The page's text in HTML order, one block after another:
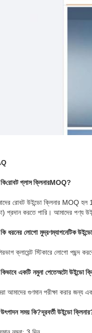
রোবট গ্লাস ক্লিনারMOQ?
রোবট উইন্ডো ক্লিনার MOQ হল
প্রদান করতে পারি। আমাদের পণ্য
ধরনের লোগো মুদ্রণম্যাগনেটিক
ক্লায়েন্ট স্টিকারে লোগো পছন্দ
একটি নমুনা পেতেঅটো উইন্ডো
আমাদের গুণমান পরীক্ষা করার জন্য
সময় কি?দূরবর্তী উইন্ডো ক্লিনার